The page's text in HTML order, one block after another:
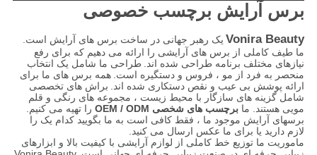
برس آرایش برچسب خصوصی
Vonira Beauty یک رهبر جهانی در ساخت برس های آرایش است.
ما طیف کاملی از برس های آرایشی را ارائه می دهیم که برای رفع
نیازهای مختلف برنامه طراحی شده اند. طراحی ما شامل یک انتخاب
منحصر به فرد از مو ، فروس و دستگیره است. همه برس های ما برای
ارائه پوشش بی عیب و نقص دستکاری شده اند. براش های تخصصی
شامل گزینه های سازگار با محیط زیست ، مجموعه های رنگی و قلم
مویی هستند. ما برچسب های شخصی OEM / ODM
را تهیه می کنیم.
برسهای آرایش موجود ما ، فقط کافی است به ما بگویید کدام یک را
لازم دارید یا برای ما عکس ارسال می کنید.
ماموریت ما توزیع خط کاملی از لوازم آرایشی با کیفیت بالا و ابزارهای